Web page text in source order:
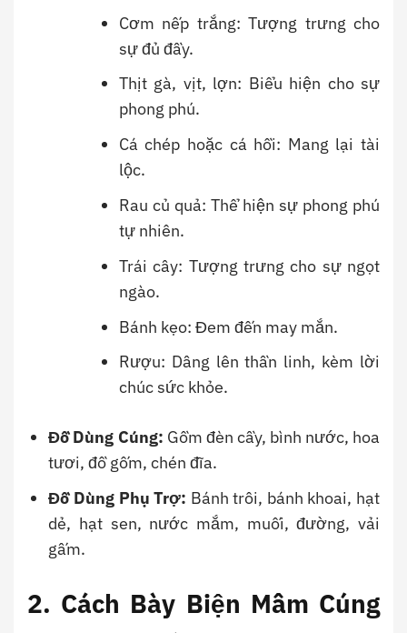
Cơm nếp trắng: Tượng trưng cho
sự đủ đầy.
Thịt gà, vịt, lợn: Biểu hiện cho sự
phong phú.
Cá chép hoặc cá hồi: Mang lại tài
lộc.
Rau củ quả: Thể hiện sự phong phú
tự nhiên.
Trái cây: Tượng trưng cho sự ngọt
ngào.
Bánh kẹo: Đem đến may mắn.
Rượu: Dâng lên thần linh, kèm lời
chúc sức khỏe.
Đồ Dùng Cúng: Gồm đèn cầy, bình nước, hoa
tươi, đồ gốm, chén đĩa.
Đồ Dùng Phụ Trợ: Bánh trôi, bánh khoai, hạt
dẻ, hạt sen, nước mắm, muối, đường, vải
gấm.
2. Cách Bày Biện Mâm Cúng